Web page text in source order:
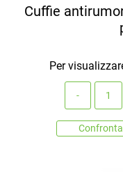
Cuffie
Per
Confronta